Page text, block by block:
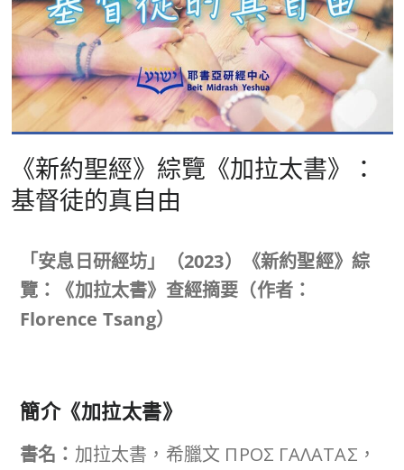
《新約聖經》綜覽《加拉太書》：
基督徒的真自由
「安息日研經坊」（2023）《新約聖經》綜
覽：《加拉太書》查經摘要（作者：
Florence Tsang）
簡介《加拉太書》
書名： 加拉太書，希臘文 ΠΡΟΣ ΓΑΛΑΤΑΣ，